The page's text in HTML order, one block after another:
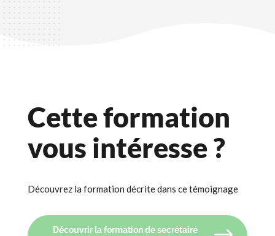
Cette formation
vous intéresse ?
Découvrez la formation décrite dans ce témoignage
Découvrir la formation de secrétaire